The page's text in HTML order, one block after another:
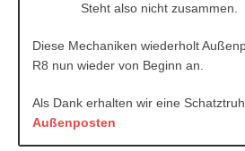
Steht also nicht zusammen.
Diese Mechaniken wiederholt
R8 nun wieder von Beginn an.
Als Dank erhalten wir eine
Außenposten